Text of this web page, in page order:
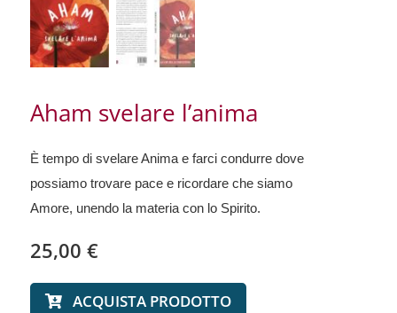
Aham svelare l’anima
È tempo di svelare Anima e farci condurre dove
possiamo trovare pace e ricordare che siamo
Amore, unendo la materia con lo Spirito.
25,00 €
ACQUISTA PRODOTTO